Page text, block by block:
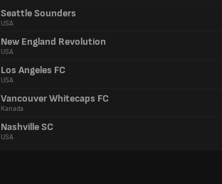
Seattle Sounders
USA
New England Revolution
USA
Los Angeles FC
USA
Vancouver Whitecaps FC
Kanada
Nashville SC
USA